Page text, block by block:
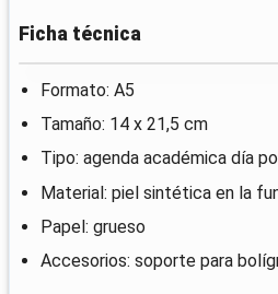
Ficha técnica
Formato: A5
Tamaño: 14 x 21,5 cm
Tipo: agenda académica día
Material: piel sintética en la
Papel: grueso
Accesorios: soporte para